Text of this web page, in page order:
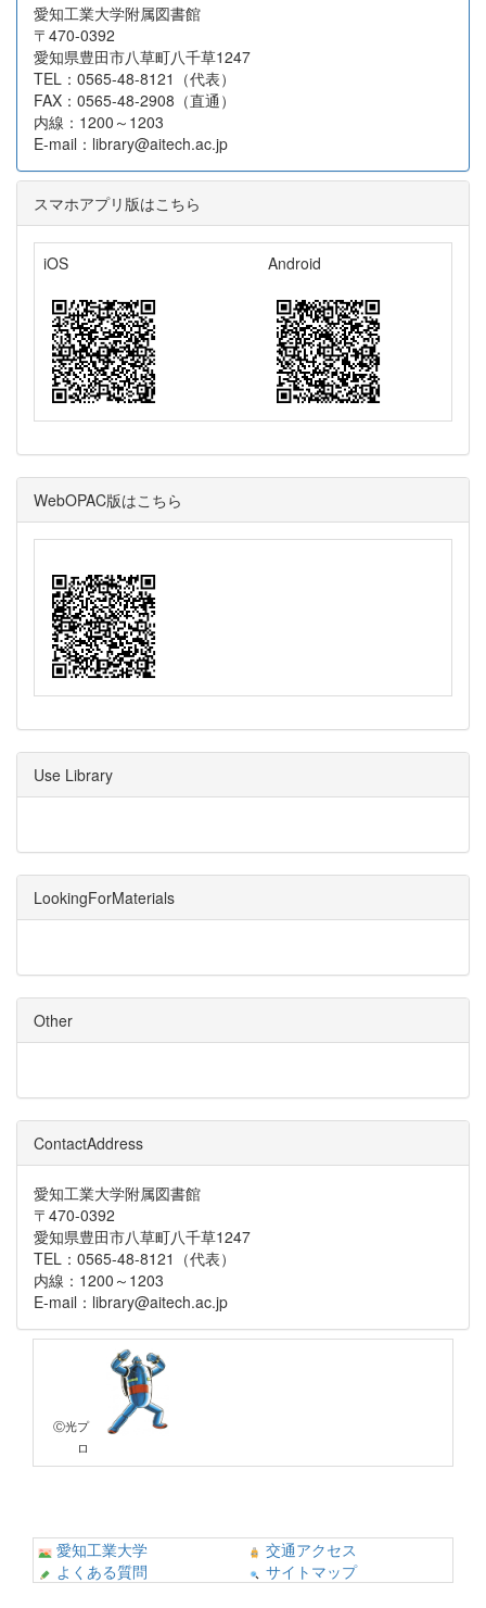
愛知工業大学附属図書館
〒470-0392
愛知県豊田市八草町八千草1247
TEL：0565-48-8121（代表）
FAX：0565-48-2908（直通）
内線：1200～1203
E-mail：library@aitech.ac.jp
スマホアプリ版はこちら
iOS Android
WebOPAC版はこちら
Use Library
LookingForMaterials
Other
ContactAddress
愛知工業大学附属図書館
〒470-0392
愛知県豊田市八草町八千草1247
TEL：0565-48-8121（代表）
内線：1200～1203
E-mail：library@aitech.ac.jp
Ⓒ光プ
ロ
愛知工業大学
交通アクセス
よくある質問
サイトマップ